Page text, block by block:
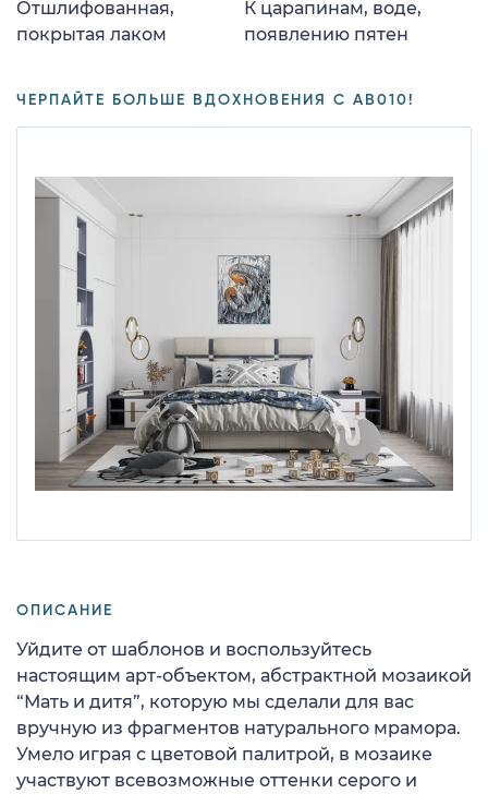
Отшлифованная,
покрытая лаком
К царапинам, воде,
появлению пятен
ЧЕРПАЙТЕ БОЛЬШЕ ВДОХНОВЕНИЯ С AB010!
ОПИСАНИЕ
Уйдите от шаблонов и воспользуйтесь
настоящим арт-объектом, абстрактной мозаикой
“Мать и дитя”, которую мы сделали для вас
вручную из фрагментов натурального мрамора.
Умело играя с цветовой палитрой, в мозаике
участвуют всевозможные оттенки серого и